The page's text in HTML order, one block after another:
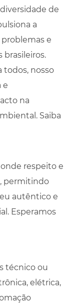
de
a
e
brasileiros.
todos, nosso
e
na
Saiba
respeito e
permitindo
autêntico e
Esperamos
técnico ou
elétrica,